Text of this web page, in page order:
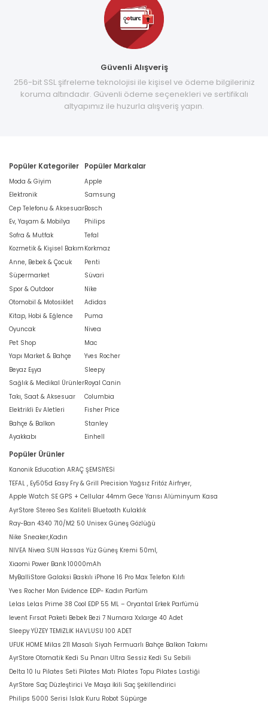
Güvenli Alışveriş
256-bit SSL şifreleme teknolojisi ile kişisel ve ödeme bilgileriniz
koruma altındadır. Güvenli ödeme seçenekleri ve sertifikalı
altyapımız ile huzurla alışveriş yapın.
Popüler Kategoriler
Moda & Giyim
Elektronik
Cep Telefonu & Aksesuar
Ev, Yaşam & Mobilya
Sofra & Mutfak
Kozmetik & Kişisel Bakım
Anne, Bebek & Çocuk
Süpermarket
Spor & Outdoor
Otomobil & Motosiklet
Kitap, Hobi & Eğlence
Oyuncak
Pet Shop
Yapı Market & Bahçe
Beyaz Eşya
Sağlık & Medikal Ürünler
Takı, Saat & Aksesuar
Elektrikli Ev Aletleri
Bahçe & Balkon
Ayakkabı
Popüler Markalar
Apple
Samsung
Bosch
Philips
Tefal
Korkmaz
Penti
Süvari
Nike
Adidas
Puma
Nivea
Mac
Yves Rocher
Sleepy
Royal Canin
Columbia
Fisher Price
Stanley
Einhell
Popüler Ürünler
Kanonik Education ARAÇ ŞEMSİYESİ
TEFAL , Ey505d Easy Fry & Grill Precision Yağsız Fritöz Airfryer,
Apple Watch SE GPS + Cellular 44mm Gece Yarısı Alüminyum Kasa
AyrStore Stereo Ses Kaliteli Bluetooth Kulaklık
Ray-Ban 4340 710/M2 50 Unisex Güneş Gözlüğü
Nike Sneaker,Kadın
NIVEA Nivea SUN Hassas Yüz Güneş Kremi 50ml,
Xiaomi Power Bank 10000mAh
MyBalliStore Galaksi Baskılı iPhone 16 Pro Max Telefon Kılıfı
Yves Rocher Mon Evidence EDP- Kadın Parfüm
Lelas Lelas Prime 38 Cool EDP 55 ML – Oryantal Erkek Parfümü
levent Fırsat Paketi Bebek Bezi 7 Numara Xxlarge 40 Adet
Sleepy YÜZEY TEMİZLİK HAVLUSU 100 ADET
UFUK HOME Milas 211 Masalı Siyah Fermuarlı Bahçe Balkon Takımı
AyrStore Otomatik Kedi Su Pınarı Ultra Sessiz Kedi Su Sebili
Delta 10 lu Pilates Seti Pilates Matı Pilates Topu Pilates Lastiği
AyrStore Saç Düzleştirici Ve Maşa İkili Saç Şekillendirici
Philips 5000 Serisi Islak Kuru Robot Süpürge